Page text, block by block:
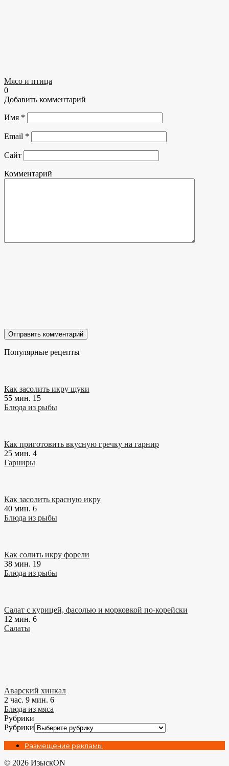
Мясо и птица
0
Добавить комментарий
Имя *
Email *
Сайт
Комментарий
Популярные рецепты
Как засолить икру щуки
55 мин. 15
Блюда из рыбы
Как приготовить вкусную гречку на гарнир
25 мин. 4
Гарниры
Как засолить красную икру
40 мин. 6
Блюда из рыбы
Как солить икру форели
38 мин. 19
Блюда из рыбы
Салат с курицей, фасолью и морковкой по-корейски
12 мин. 6
Салаты
Аварский хинкал
2 час. 9 мин. 6
Блюда из мяса
Рубрики
Рубрики
Размещение рекламы
© 2026 ИзыскON